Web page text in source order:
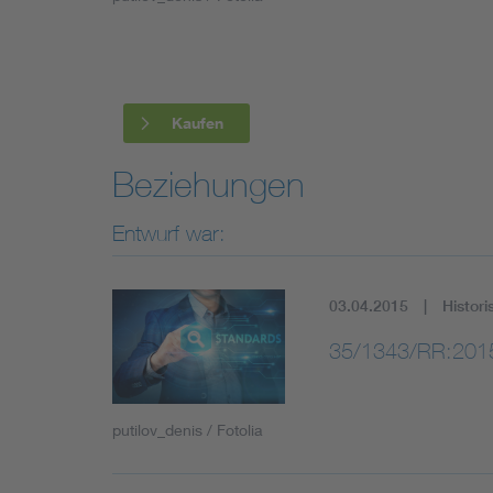
Mobility
Smart Cities
Kaufen
Beziehungen
Entwurf war:
putilov_denis / Fotolia
03.04.2015
35/1343/